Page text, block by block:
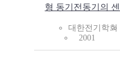
형 동기전동기의
대한전기학회
2001